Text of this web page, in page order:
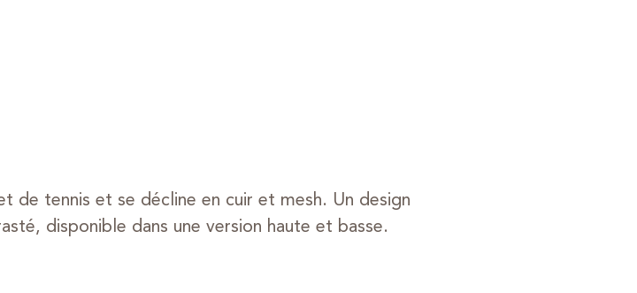
de tennis et se décline en cuir et mesh. Un design
disponible dans une version haute et basse.